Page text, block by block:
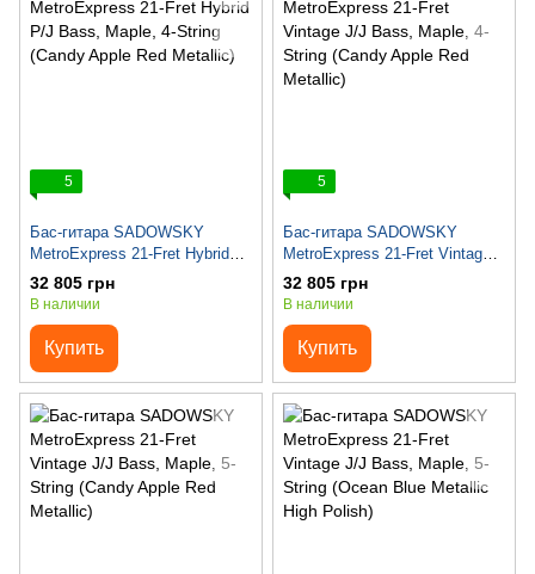
5
Бас-гитара SADOWSKY
MetroExpress 21-Fret Hybrid
P/J Bass, Maple, 4-String
(Candy Apple Red Metallic)
32 805 грн
В наличии
Купить
5
Бас-гитара SADOWSKY
MetroExpress 21-Fret Vintage
J/J Bass, Maple, 4-String
(Candy Apple Red Metallic)
32 805 грн
В наличии
Купить